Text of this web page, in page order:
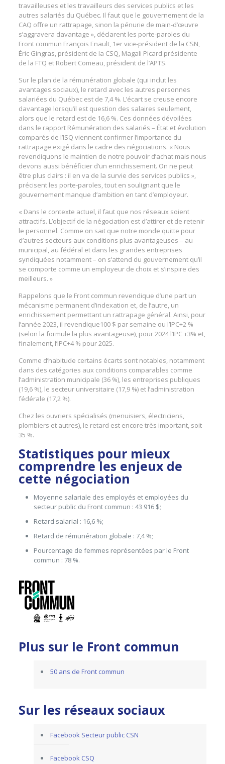
travailleuses et les travailleurs des services publics et les
autres salariés du Québec. Il faut que le gouvernement de la
CAQ offre un rattrapage, sinon la pénurie de main-d’œuvre
s’aggravera davantage », déclarent les porte-paroles du
Front commun François Enault, 1er vice-président de la CSN,
Éric Gingras, président de la CSQ, Magali Picard présidente
de la FTQ et Robert Comeau, président de l’APTS.
Sur le plan de la rémunération globale (qui inclut les
avantages sociaux), le retard avec les autres personnes
salariées du Québec est de 7,4 %. L’écart se creuse encore
davantage lorsqu’il est question des salaires seulement,
alors que le retard est de 16,6 %. Ces données dévoilées
dans le rapport Rémunération des salariés – État et évolution
comparés de l’ISQ viennent confirmer l’importance du
rattrapage exigé dans le cadre des négociations. « Nous
revendiquons le maintien de notre pouvoir d’achat mais nous
devons aussi bénéficier d’un enrichissement. On ne peut
être plus clairs : il en va de la survie des services publics »,
précisent les porte-paroles, tout en soulignant que le
gouvernement manque d’ambition en tant d’employeur.
« Dans le contexte actuel, il faut que nos réseaux soient
attractifs. L’objectif de la négociation est d’attirer et de retenir
le personnel. Comme on sait que notre monde quitte pour
d’autres secteurs aux conditions plus avantageuses – au
municipal, au fédéral et dans les grandes entreprises
syndiquées notamment – on s’attend du gouvernement qu’il
se comporte comme un employeur de choix et s’inspire des
meilleurs. »
Rappelons que le Front commun revendique d’une part un
mécanisme permanent d’indexation et, de l’autre, un
enrichissement permettant un rattrapage général. Ainsi, pour
l’année 2023, il revendique100 $ par semaine ou l’IPC+2 %
(selon la formule la plus avantageuse), pour 2024 l’IPC +3% et,
finalement, l’IPC+4 % pour 2025.
Comme d’habitude certains écarts sont notables, notamment
dans des catégories aux conditions comparables comme
l’administration municipale (36 %), les entreprises publiques
(19,6 %), le secteur universitaire (17,9 %) et l’administration
fédérale (17,2 %).
Chez les ouvriers spécialisés (menuisiers, électriciens,
plombiers et autres), le retard est encore très important, soit
35 %.
Statistiques pour mieux
comprendre les enjeux de
cette négociation
Moyenne salariale des employés et employées du
secteur public du Front commun : 43 916 $;
Retard salarial : 16,6 %;
Retard de rémunération globale : 7,4 %;
Pourcentage de femmes représentées par le Front
commun : 78 %.
Plus sur le Front commun
50 ans de Front commun
Sur les réseaux sociaux
Facebook Secteur public CSN
Facebook CSQ